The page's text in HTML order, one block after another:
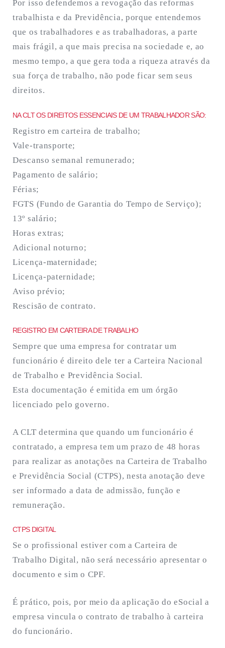
Por isso defendemos a revogação das reformas
trabalhista e da Previdência, porque entendemos
que os trabalhadores e as trabalhadoras, a parte
mais frágil, a que mais precisa na sociedade e, ao
mesmo tempo, a que gera toda a riqueza através da
sua força de trabalho, não pode ficar sem seus
direitos.
NA CLT OS DIREITOS ESSENCIAIS DE UM TRABALHADOR SÃO:
Registro em carteira de trabalho;
Vale-transporte;
Descanso semanal remunerado;
Pagamento de salário;
Férias;
FGTS (Fundo de Garantia do Tempo de Serviço);
13º salário;
Horas extras;
Adicional noturno;
Licença-maternidade;
Licença-paternidade;
Aviso prévio;
Rescisão de contrato.
REGISTRO EM CARTEIRA DE TRABALHO
Sempre que uma empresa for contratar um
funcionário é direito dele ter a Carteira Nacional
de Trabalho e Previdência Social.
Esta documentação é emitida em um órgão
licenciado pelo governo.
A CLT determina que quando um funcionário é
contratado, a empresa tem um prazo de 48 horas
para realizar as anotações na Carteira de Trabalho
e Previdência Social (CTPS), nesta anotação deve
ser informado a data de admissão, função e
remuneração.
CTPS DIGITAL
Se o profissional estiver com a Carteira de
Trabalho Digital, não será necessário apresentar o
documento e sim o CPF.
É prático, pois, por meio da aplicação do eSocial a
empresa vincula o contrato de trabalho à carteira
do funcionário.